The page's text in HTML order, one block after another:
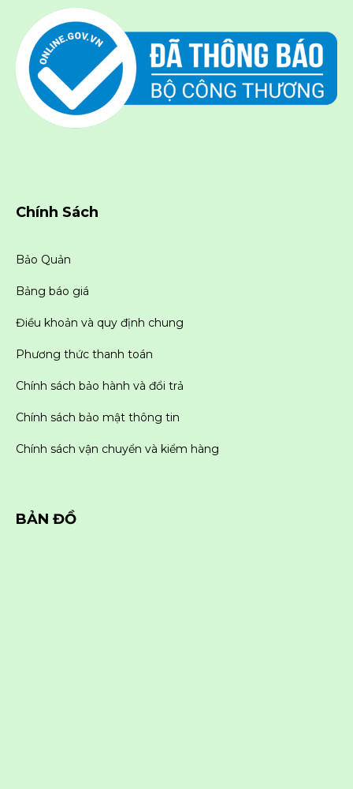
Chính Sách
Bảo Quản
Bảng báo giá
Điều khoản và quy định chung
Phương thức thanh toán
Chính sách bảo hành và đổi trả
Chính sách bảo mật thông tin
Chính sách vận chuyển và kiểm hàng
BẢN ĐỒ